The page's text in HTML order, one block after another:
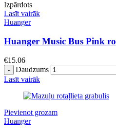
Izpārdots
Lasīt vairāk
Huanger
Huanger Music Bus Pink
€15.06
Daudzums
Lasīt vairāk
Pievienot grozam
Huanger